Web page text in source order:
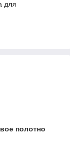
для
полотно